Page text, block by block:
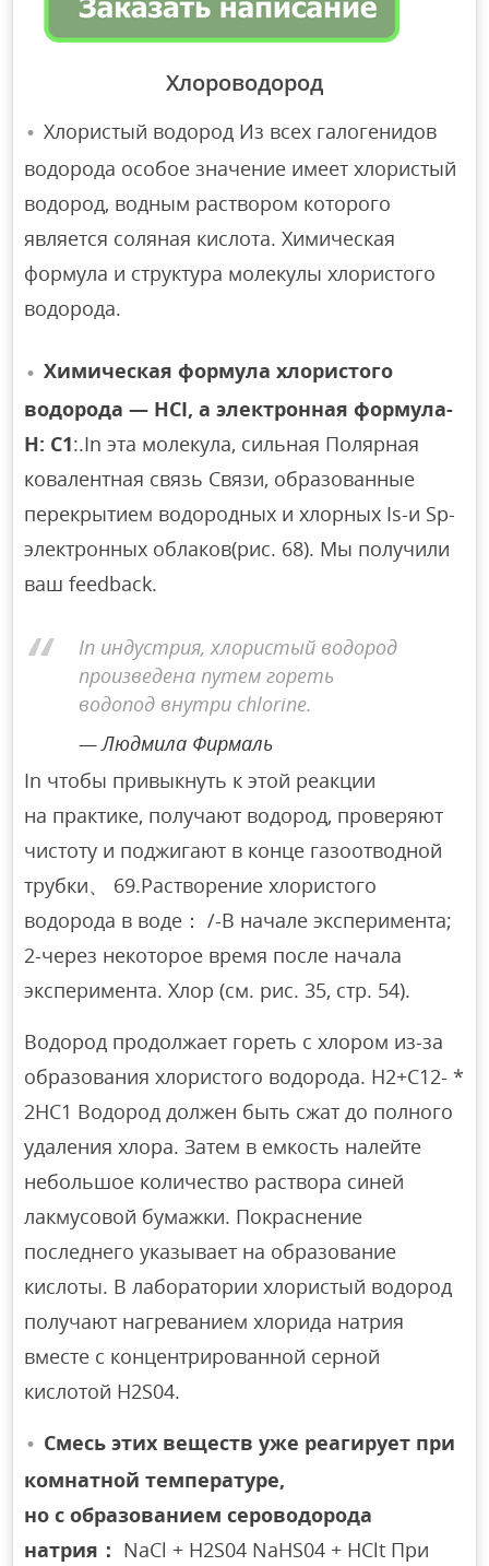
Хлороводород
Хлористый водород Из всех галогенидов
водорода особое значение имеет хлористый
водород, водным раствором которого
является соляная кислота. Химическая
формула и структура молекулы хлористого
водорода.
Химическая формула хлористого
водорода — HCI, а электронная формула-
H: C1:.In эта молекула, сильная Полярная
ковалентная связь Связи, образованные
перекрытием водородных и хлорных Is-и Sp-
электронных облаков(рис. 68). Мы получили
ваш feedback.
In индустрия, хлористый водород
произведена путем гореть
водопод внутри chlorine.
Людмила Фирмаль
In чтобы привыкнуть к этой реакции
на практике, получают водород, проверяют
чистоту и поджигают в конце газоотводной
трубки、 69.Растворение хлористого
водорода в воде： /-В начале эксперимента;
2-через некоторое время после начала
эксперимента. Хлор (см. рис. 35, стр. 54).
Водород продолжает гореть с хлором из-за
образования хлористого водорода. Н2+С12- *
2НС1 Водород должен быть сжат до полного
удаления хлора. Затем в емкость налейте
небольшое количество раствора синей
лакмусовой бумажки. Покраснение
последнего указывает на образование
кислоты. В лаборатории хлористый водород
получают нагреванием хлорида натрия
вместе с концентрированной серной
кислотой H2S04.
Смесь этих веществ уже реагирует при
комнатной температуре,
но с образованием сероводорода
натрия： NaCl + H2S04 NaHS04 + HClt При